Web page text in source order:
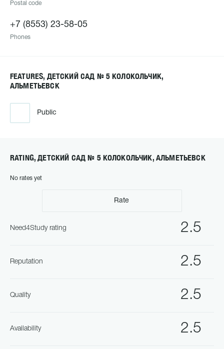
Postal code
+7 (8553) 23-58-05
Phones
FEATURES, ДЕТСКИЙ САД № 5 КОЛОКОЛЬЧИК,
АЛЬМЕТЬЕВСК
Public
RATING, ДЕТСКИЙ САД № 5 КОЛОКОЛЬЧИК, АЛЬМЕТЬЕВСК
No rates yet
Rate
2.5
Need4Study rating
2.5
Reputation
2.5
Quality
2.5
Availability